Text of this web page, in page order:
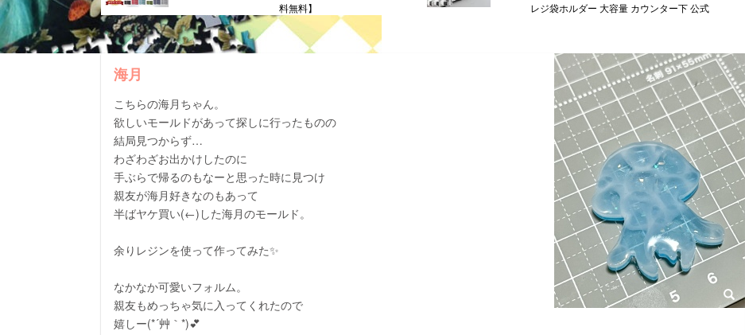
料無料】
レジ袋ホルダー 大容量 カウンター下 公式
海月
こちらの海月ちゃん。
欲しいモールドがあって探しに行ったものの
結局見つからず…
わざわざお出かけしたのに
手ぶらで帰るのもなーと思った時に見つけ
親友が海月好きなのもあって
半ばヤケ買い(←)した海月のモールド。
余りレジンを使って作ってみた✨
なかなか可愛いフォルム。
親友もめっちゃ気に入ってくれたので
嬉しー(*´艸｀*)💕